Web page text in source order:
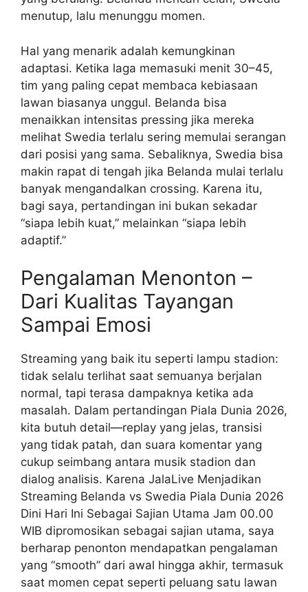
menutup, lalu menunggu momen.
Hal yang menarik adalah kemungkinan
adaptasi. Ketika laga memasuki menit 30–45,
tim yang paling cepat membaca kebiasaan
lawan biasanya unggul. Belanda bisa
menaikkan intensitas pressing jika mereka
melihat Swedia terlalu sering memulai serangan
dari posisi yang sama. Sebaliknya, Swedia bisa
makin rapat di tengah jika Belanda mulai terlalu
banyak mengandalkan crossing. Karena itu,
bagi saya, pertandingan ini bukan sekadar
“siapa lebih kuat,” melainkan “siapa lebih
adaptif.”
Pengalaman Menonton –
Dari Kualitas Tayangan
Sampai Emosi
Streaming yang baik itu seperti lampu stadion:
tidak selalu terlihat saat semuanya berjalan
normal, tapi terasa dampaknya ketika ada
masalah. Dalam pertandingan Piala Dunia 2026,
kita butuh detail—replay yang jelas, transisi
yang tidak patah, dan suara komentar yang
cukup seimbang antara musik stadion dan
dialog analisis. Karena JalaLive Menjadikan
Streaming Belanda vs Swedia Piala Dunia 2026
Dini Hari Ini Sebagai Sajian Utama Jam 00.00
WIB dipromosikan sebagai sajian utama, saya
berharap penonton mendapatkan pengalaman
yang “smooth” dari awal hingga akhir, termasuk
saat momen cepat seperti peluang satu lawan